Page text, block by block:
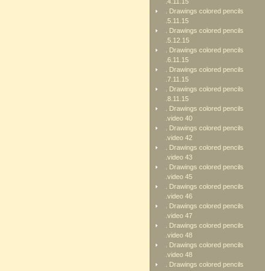
. Drawings colored pencils
.5.11.15
. Drawings colored pencils
.5.12.15
. Drawings colored pencils
.6.11.15
. Drawings colored pencils
.7.11.15
. Drawings colored pencils
.8.11.15
. Drawings colored pencils
.video 40
. Drawings colored pencils
.video 42
. Drawings colored pencils
.video 43
. Drawings colored pencils
.video 45
. Drawings colored pencils
.video 46
. Drawings colored pencils
.video 47
. Drawings colored pencils
.video 48
. Drawings colored pencils
.video 48
. Drawings colored pencils